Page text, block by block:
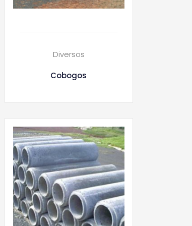
Diversos
Cobogos